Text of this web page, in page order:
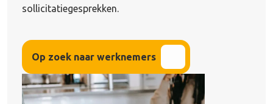
sollicitatiegesprekken.
Op zoek naar werknemers